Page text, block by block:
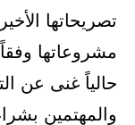
تصريحاتها
مشروعاتها
حالياً غنى عن
والمهتمين